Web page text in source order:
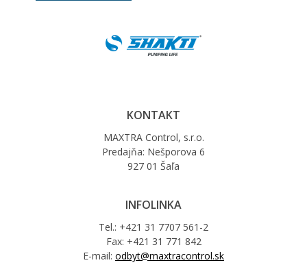
KONTAKT
MAXTRA Control, s.r.o.
Predajňa: Nešporova 6
927 01 Šaľa
INFOLINKA
Tel.: +421 31 7707 561-2
Fax: +421 31 771 842
E-mail: odbyt@maxtracontrol.sk